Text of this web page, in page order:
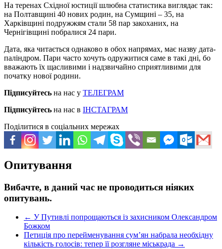
На теренах Східної юстиції шлюбна статистика виглядає так:
на Полтавщині 40 нових родин, на Сумщині – 35, на
Харківщині подружжям стали 58 пар закоханих, на
Чернігівщині побралися 24 пари.
Дата, яка читається однаково в обох напрямах, має назву дата-
паліндром. Пари часто хочуть одружитися саме в такі дні, бо
вважають їх щасливими і надзвичайно сприятливими для
початку нової родини.
Підписуйтесь на нас у ТЕЛЕГРАМ
Підписуйтесь на нас в ІНСТАГРАМ
Поділитися в соціальних мережах
Опитування
Вибачте, в даний час не проводиться ніяких
опитувань.
← У Путивлі попрощаються із захисником Олександром
Божком
Петиція про перейменування сум’ян набрала необхідну
кількість голосів: тепер її розгляне міськрада →